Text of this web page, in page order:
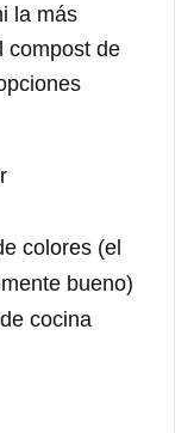
la más
compost de
colores (el
bueno)
cocina